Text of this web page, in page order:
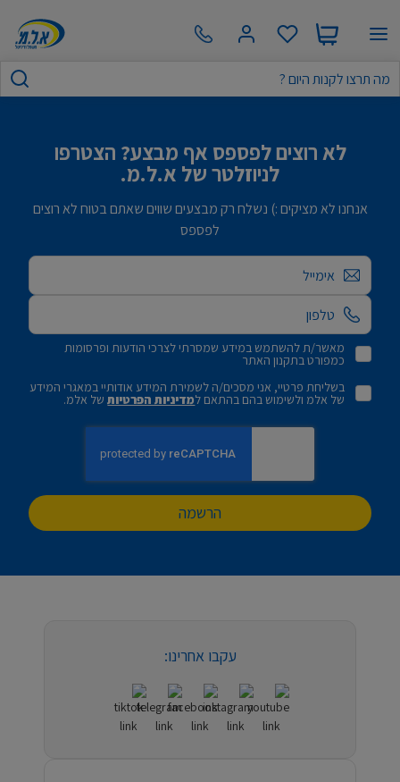
לא רוצים לפספס אף מבצע? הצטרפו
לניוזלטר של א.ל.מ.
אנחנו לא מציקים :) נשלח רק מבצעים שווים שאתם בטוח לא רוצים
לפספס
אימייל
מאשר/ת להשתמש במידע שמסרתי לצרכי הודעות ופרסומות
כמפורט בתקנון האתר
בשליחת פרטיי, אני מסכים/ה לשמירת המידע אודותיי במאגרי המידע
של אלמ ולשימוש בהם בהתאם למדיניות הפרטיותשל אלמ.
הרשמה
עקבו אחרינו: